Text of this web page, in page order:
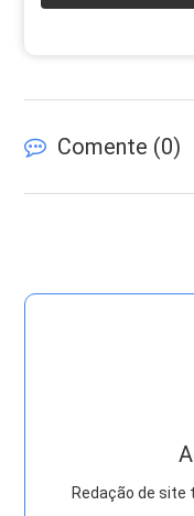
Comente (0)
Redação de